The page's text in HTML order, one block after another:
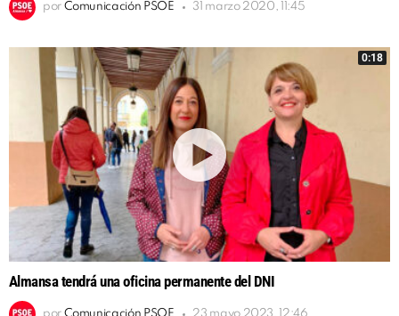
por Comunicación PSOE 31 marzo 2020, 11:45
0:18
Almansa tendrá una oficina permanente del DNI